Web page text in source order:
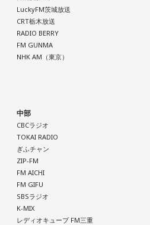
から縁起の良い数字として親し
、イベントの開催日として選ば
体が暦上の吉日を意味するわけで
起の良いイメージに加え、「寅
年以上に注目を集める可能性が
新しい一歩を踏み出してみよう
勝が重なる開運日です。さら
8」が並ぶ覚えやすい日付である
災者の親族・知人を装い送金を
認された手口も紹介されまし
意は大切ですが、その気持ちを
めには、相手の身元や支援団体
冷静な判断を心掛け、自分自身
も声を掛け合いながら特殊詐欺
かけました。
ムフリーで放送をチェックして
LuckyFM茨城放送
CRT栃木放送
RADIO BERRY
FM GUNMA
NHK AM（東京）
中部
CBCラジオ
TOKAI RADIO
ぎふチャン
ZIP-FM
FM AICHI
FM GIFU
SBSラジオ
K-MIX
レディオキューブ FM三重